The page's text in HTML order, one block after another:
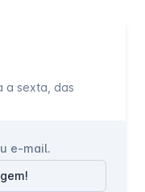
a sexta, das
e-mail.